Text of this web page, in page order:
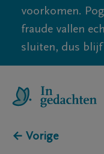
voorkomen.
fraude vallen
sluiten, dus blijf
← Vorige